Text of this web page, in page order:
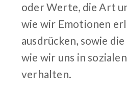
oder Werte, die Art
wie wir Emotionen
ausdrücken, sowie
wie wir uns in
verhalten.